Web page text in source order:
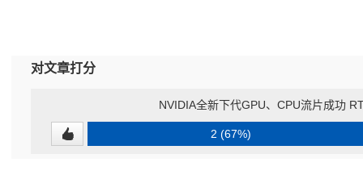
对文章打分
NVIDIA全新下代GPU、CPU流片成功
2 (67%)